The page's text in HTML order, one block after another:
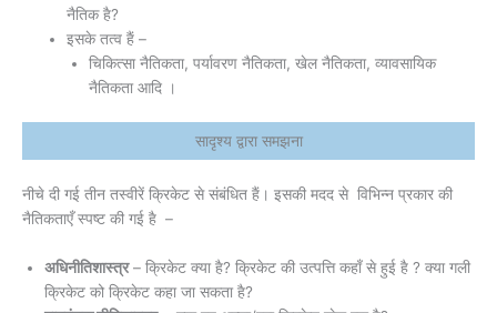
नैतिक है?
इसके तत्व हैं –
चिकित्सा नैतिकता, पर्यावरण नैतिकता, खेल नैतिकता, व्यावसायिक
नैतिकता आदि ।
सादृश्य द्वारा समझना
नीचे दी गई तीन तस्वीरें क्रिकेट से संबंधित हैं। इसकी मदद से विभिन्न प्रकार की
नैतिकताएँ स्पष्ट की गई है –
अधिनीतिशास्त्र– क्रिकेट क्या है? क्रिकेट की उत्पत्ति कहाँ से हुई है ? क्या गली
क्रिकेट को क्रिकेट कहा जा सकता है?